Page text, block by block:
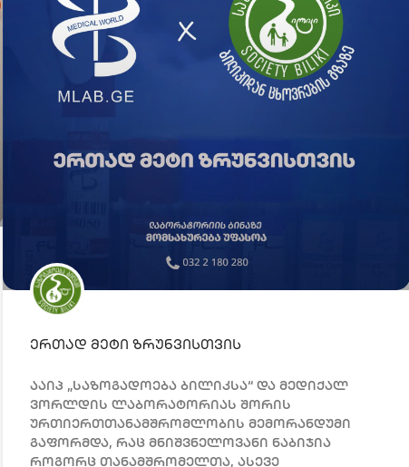
ერთად მეტი ზრუნვისთვის
ააიპ „საზოგადოება ბილიკსა“ და მედიქალ
ვორლდის ლაბორატორიას შორის
ურთიერთთანამშრომლობის მემორანდუმი
გაფორმდა, რაც მნიშვნელოვანი ნაბიჯია
როგორც თანამშრომელთა, ასევე